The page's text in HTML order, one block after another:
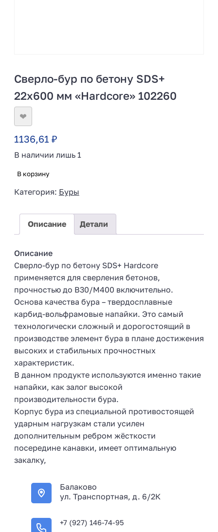
Сверло-бур по бетону SDS+
22х600 мм «Hardcore» 102260
❤
1136,61 ₽
В наличии лишь 1
В корзину
Категория: Буры
Описание Детали
Описание
Сверло-бур по бетону SDS+ Hardcore
применяется для сверления бетонов,
прочностью до В30/М400 включительно.
Основа качества бура – твердосплавные
карбид-вольфрамовые напайки. Это самый
технологически сложный и дорогостоящий в
производстве элемент бура в плане достижения
высоких и стабильных прочностных
характеристик.
В данном продукте используются именно такие
напайки, как залог высокой
производительности бура.
Корпус бура из специальной противостоящей
ударным нагрузкам стали усилен
дополнительным ребром жёсткости
посередине канавки, имеет оптимальную
закалку,
Балаково
ул. Транспортная, д. 6/2К
+7 (927) 146-74-95